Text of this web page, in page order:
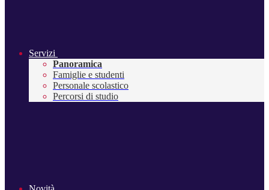
Servizi
Panoramica
Famiglie e studenti
Personale scolastico
Percorsi di studio